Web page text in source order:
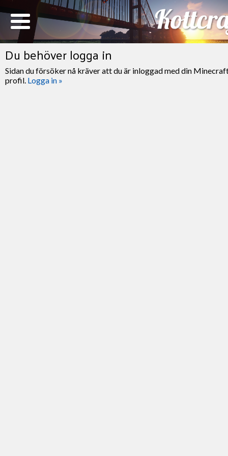
Du behöver logga in
Sidan du försöker nå kräver att du är inloggad med din
profil. Logga in »